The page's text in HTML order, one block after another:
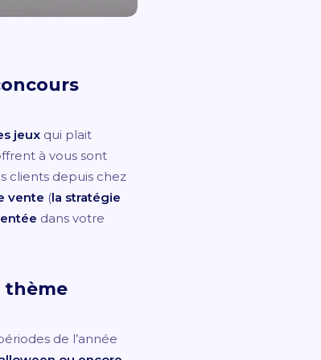
jeux qui plait
à vous sont
clients depuis chez
vente (la stratégie
dans votre
thème
de l’année